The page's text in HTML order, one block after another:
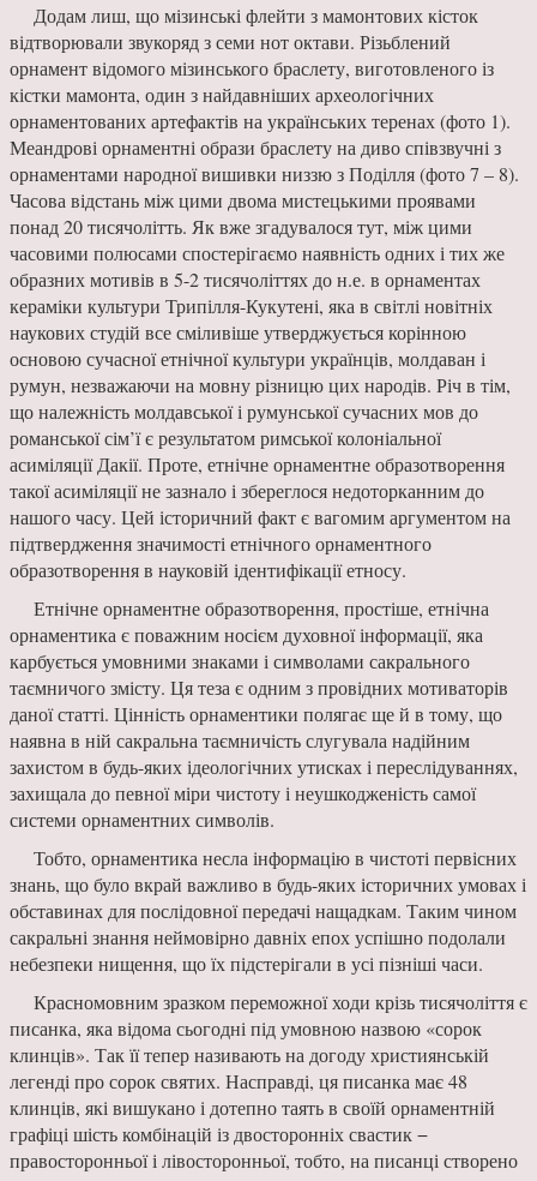
Додам лиш, що мізинські флейти з мамонтових кісток
відтворювали звукоряд з семи нот октави. Різьблений
орнамент відомого мізинського браслету, виготовленого із
кістки мамонта, один з найдавніших археологічних
орнаментованих артефактів на українських теренах (фото 1).
Меандрові орнаментні образи браслету на диво співзвучні з
орнаментами народної вишивки низзю з Поділля (фото 7 – 8).
Часова відстань між цими двома мистецькими проявами
понад 20 тисячолітть. Як вже згадувалося тут, між цими
часовими полюсами спостерігаємо наявність одних і тих же
образних мотивів в 5-2 тисячоліттях до н.е. в орнаментах
кераміки культури Трипілля-Кукутені, яка в світлі новітніх
наукових студій все сміливіше утверджується корінною
основою сучасної етнічної культури українців, молдаван і
румун, незважаючи на мовну різницю цих народів. Річ в тім,
що належність молдавської і румунської сучасних мов до
романської сім’ї є результатом римської колоніальної
асиміляції Дакії. Проте, етнічне орнаментне образотворення
такої асиміляції не зазнало і збереглося недоторканним до
нашого часу. Цей історичний факт є вагомим аргументом на
підтвердження значимості етнічного орнаментного
образотворення в науковій ідентифікації етносу.
Етнічне орнаментне образотворення, простіше, етнічна
орнаментика є поважним носієм духовної інформації, яка
карбується умовними знаками і символами сакрального
таємничого змісту. Ця теза є одним з провідних мотиваторів
даної статті. Цінність орнаментики полягає ще й в тому, що
наявна в ній сакральна таємничість слугувала надійним
захистом в будь-яких ідеологічних утисках і переслідуваннях,
захищала до певної міри чистоту і неушкодженість самої
системи орнаментних символів.
Тобто, орнаментика несла інформацію в чистоті первісних
знань, що було вкрай важливо в будь-яких історичних умовах і
обставинах для послідовної передачі нащадкам. Таким чином
сакральні знання неймовірно давніх епох успішно подолали
небезпеки нищення, що їх підстерігали в усі пізніші часи.
Красномовним зразком переможної ходи крізь тисячоліття є
писанка, яка відома сьогодні під умовною назвою «сорок
клинців». Так її тепер називають на догоду християнській
легенді про сорок святих. Насправді, ця писанка має 48
клинців, які вишукано і дотепно таять в своїй орнаментній
графіці шість комбінацій із двосторонніх свастик −
правосторонньої і лівосторонньої, тобто, на писанці створено